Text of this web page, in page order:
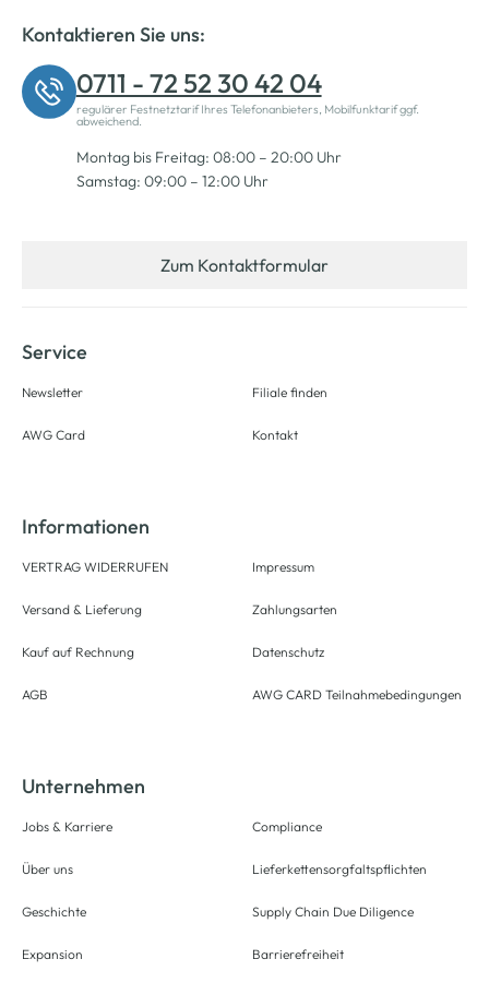
Kontaktieren Sie uns:
0711 - 72 52 30 42 04
regulärer Festnetztarif Ihres Telefonanbieters, Mobilfunktarif ggf.
abweichend.
Montag bis Freitag: 08:00 – 20:00 Uhr
Samstag: 09:00 – 12:00 Uhr
Zum Kontaktformular
Service
Newsletter
AWG Card
Filiale finden
Kontakt
Informationen
VERTRAG WIDERRUFEN
Versand & Lieferung
Kauf auf Rechnung
AGB
Impressum
Zahlungsarten
Datenschutz
AWG CARD Teilnahmebedingungen
Unternehmen
Jobs & Karriere
Über uns
Geschichte
Expansion
Compliance
Lieferkettensorgfaltspflichten
Supply Chain Due Diligence
Barrierefreiheit